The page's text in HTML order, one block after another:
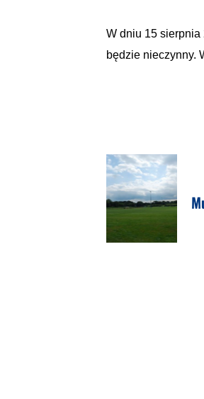
W dniu 15 sierpnia
będzie nieczynny.